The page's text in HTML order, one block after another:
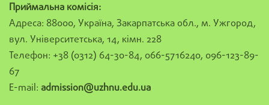
Приймальна комісія:
Адреса: 88000, Україна, Закарпатська обл., м. Ужгород,
вул. Університетська, 14, кімн. 228
Телефон: +38 (0312) 64-30-84, 066-5716240, 096-123-89-
67
E-mail: admission@uzhnu.edu.ua